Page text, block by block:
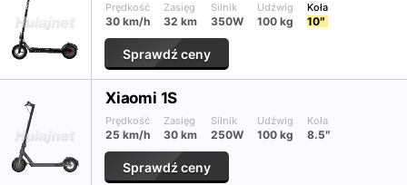
Prędkość
30 km/h
Zasięg
32 km
Silnik
350W
Udźwig
100 kg
Koła
10″
Sprawdź ceny
Xiaomi 1S
Prędkość
25 km/h
Zasięg
30 km
Silnik
250W
Udźwig
100 kg
Koła
8.5″
Sprawdź ceny